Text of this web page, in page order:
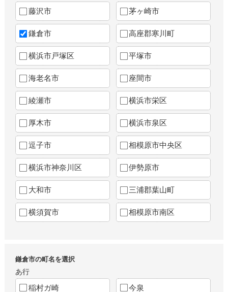
藤沢市 茅ヶ崎市
鎌倉市 高座郡寒川町
横浜市戸塚区 平塚市
海老名市 座間市
綾瀬市 横浜市栄区
厚木市 横浜市泉区
逗子市 相模原市中央区
横浜市神奈川区 伊勢原市
大和市 三浦郡葉山町
横須賀市 相模原市南区
鎌倉市の町名を選択
あ行
稲村ガ崎 今泉